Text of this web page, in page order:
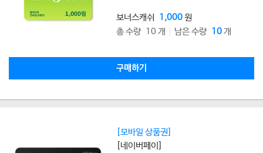
보너스캐쉬 1,000원
총 수량 10 개
남은 수량 10개
구매하기
[모바일 상품권]
[네이버페이]